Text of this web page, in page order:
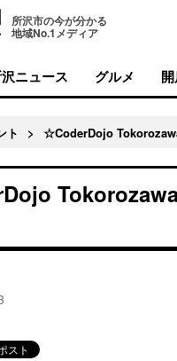
所沢市の今が分かる
地域No.1メディア
ニュース グルメ
ト > ☆CoderDojo